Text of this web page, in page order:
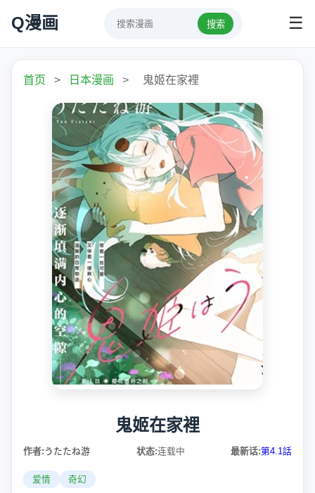
Q漫画 搜索 ☰
首页 > 日本漫画 > 鬼姬在家裡
鬼姬在家裡
作者: うたたね游 状态:连载中 最新话:第4.1話
爱情 奇幻